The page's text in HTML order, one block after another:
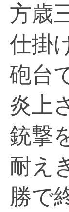
方歳
仕掛
砲台
炎上
銃撃
耐え
勝で